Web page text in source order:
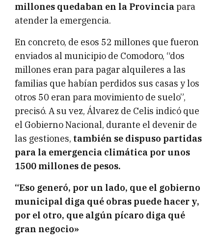
millones quedaban en la Provinciapara
atender la emergencia.
En concreto, de esos 52 millones que fueron
enviados al municipio de Comodoro, “dos
millones eran para pagar alquileres a las
familias que habían perdidos sus casas y los
otros 50 eran para movimiento de suelo”,
precisó. A su vez, Álvarez de Celis indicó que
el Gobierno Nacional, durante el devenir de
las gestiones, también se dispuso partidas
para la emergencia climática por unos
1500 millones de pesos.
“Eso generó, por un lado, que el gobierno
municipal diga qué obras puede hacer y,
por el otro, que algún pícaro diga qué
gran negocio»